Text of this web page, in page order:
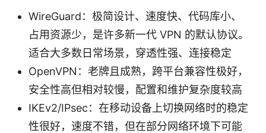
WireGuard：极简设计、速度快、代码库小、
占用资源少，是许多新一代 VPN 的默认协议。
适合大多数日常场景，穿透性强、连接稳定
OpenVPN：老牌且成熟，跨平台兼容性极好，
安全性高但相对较慢，配置和维护复杂度较高
IKEv2/IPsec：在移动设备上切换网络时的稳定
性很好，速度不错，但在部分网络环境下可能